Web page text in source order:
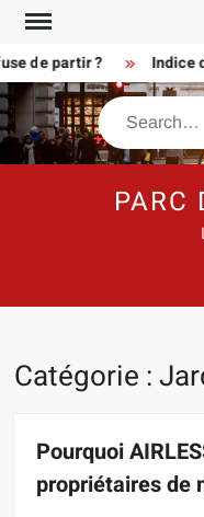
Skip
content
partir ? Indice de
Search
PARC
Catégorie :
Pourquoi
propriétaires de